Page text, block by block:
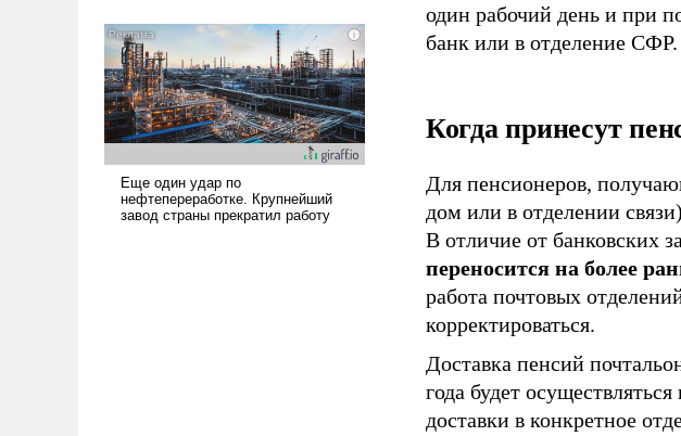
уязвимости США, например, перед
Китаем.
один рабочий день и при
банк или в отделение СФР.
Когда принесут
Для пенсионеров,
дом или в отделении
В отличие от банковских
переносится на более
работа почтовых
корректироваться.
Доставка пенсий
года будет осуществляться
доставки в конкретное